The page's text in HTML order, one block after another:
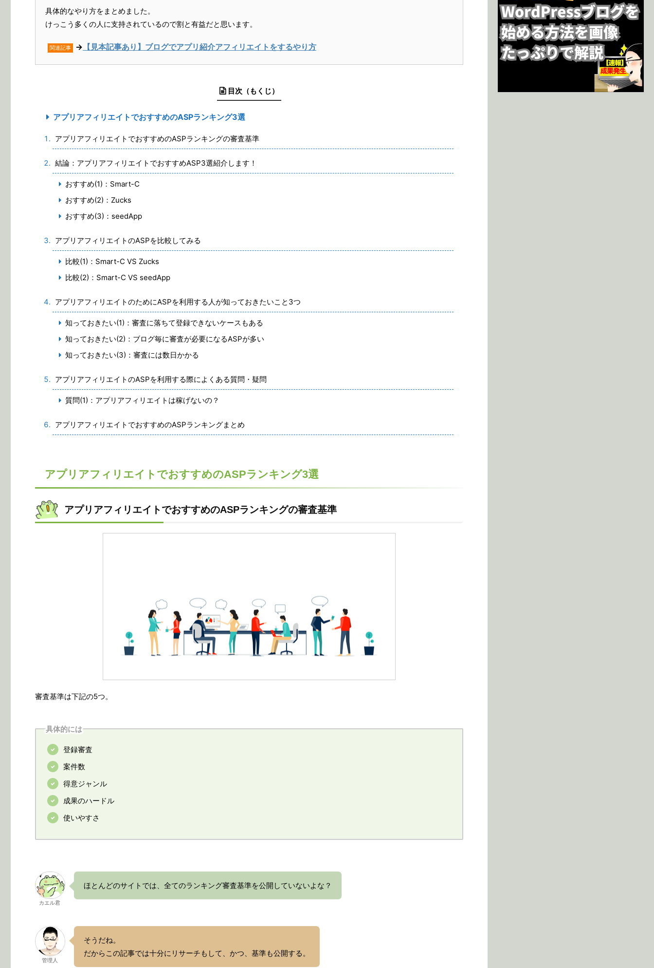
具体的なやり方をまとめました。
けっこう多くの人に支持されているので割と有益だと思います。
関連記事 → 【見本記事あり】ブログでアプリ紹介アフィリエイトをするやり方
目次（もくじ）
アプリアフィリエイトでおすすめのASPランキング3選
アプリアフィリエイトでおすすめのASPランキングの審査基準
結論：アプリアフィリエイトでおすすめASP3選紹介します！
おすすめ(1)：Smart-C
おすすめ(2)：Zucks
おすすめ(3)：seedApp
アプリアフィリエイトのASPを比較してみる
比較(1)：Smart-C VS Zucks
比較(2)：Smart-C VS seedApp
アプリアフィリエイトのためにASPを利用する人が知っておきたいこと3つ
知っておきたい(1)：審査に落ちて登録できないケースもある
知っておきたい(2)：ブログ毎に審査が必要になるASPが多い
知っておきたい(3)：審査には数日かかる
アプリアフィリエイトのASPを利用する際によくある質問・疑問
質問(1)：アプリアフィリエイトは稼げないの？
アプリアフィリエイトでおすすめのASPランキングまとめ
アプリアフィリエイトでおすすめのASPランキング3選
アプリアフィリエイトでおすすめのASPランキングの審査基準
審査基準は下記の5つ。
具体的には
登録審査
案件数
得意ジャンル
成果のハードル
使いやすさ
カエル君
ほとんどのサイトでは、全てのランキング審査基準を公開していないよな？
管理人
そうだね。
だからこの記事では十分にリサーチもして、かつ、基準も公開する。